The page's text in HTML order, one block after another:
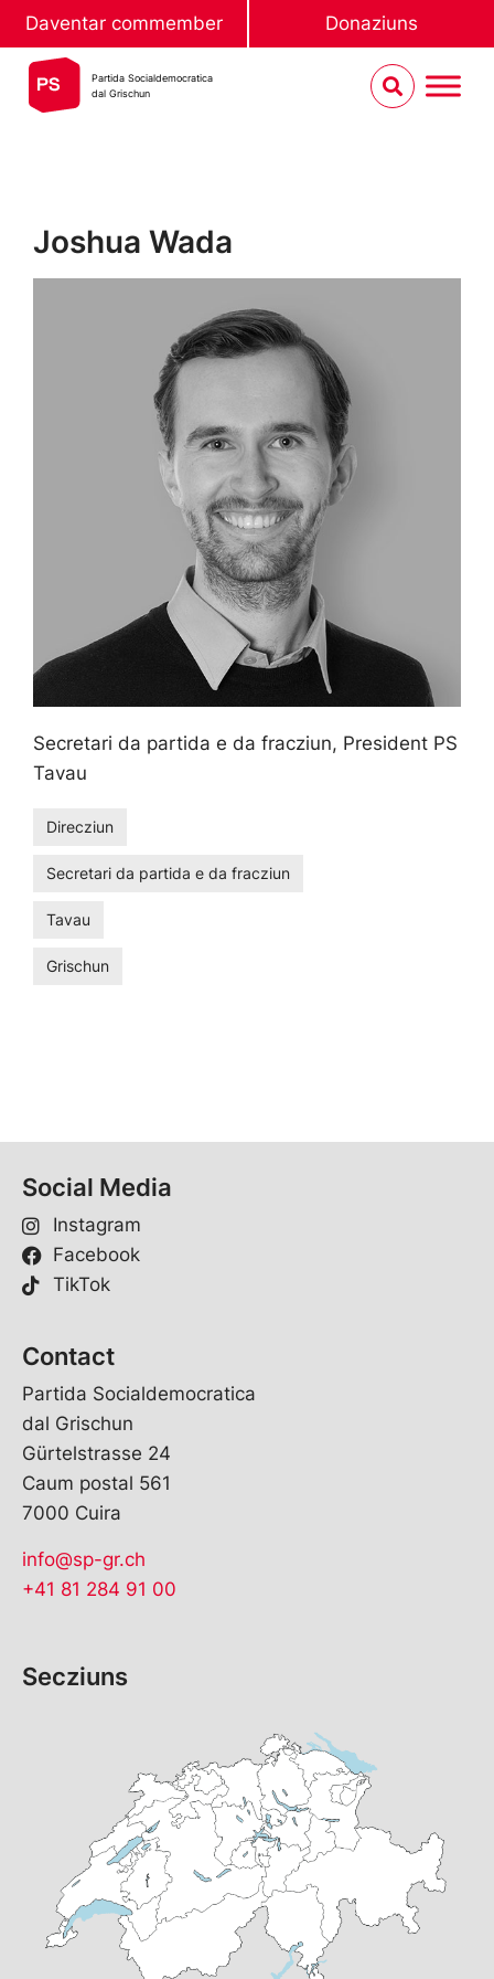
Daventar commember Donaziuns
Partida Socialdemocratica
dal Grischun
Joshua Wada
Secretari da partida e da fracziun, President PS
Tavau
Direcziun
Secretari da partida e da fracziun
Tavau
Grischun
Social Media
Instagram
Facebook
TikTok
Contact
Partida Socialdemocratica
dal Grischun
Gürtelstrasse 24
Caum postal 561
7000 Cuira
info@sp-gr.ch
+41 81 284 91 00
Secziuns